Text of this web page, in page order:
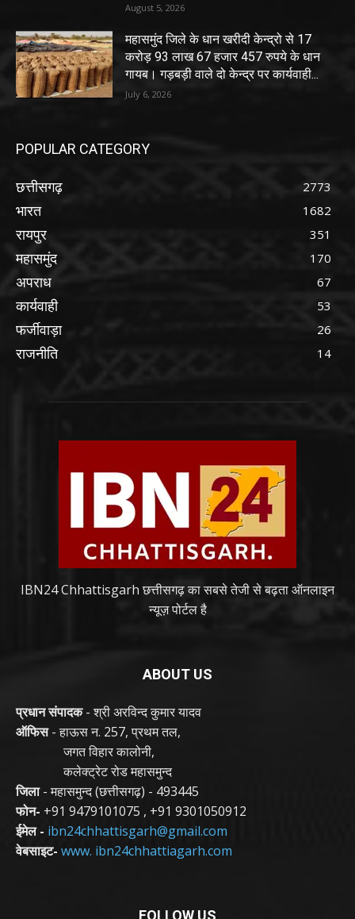
August 5, 2026
महासमुंद जिले के धान खरीदी केन्द्रो से 17
करोड़ 93 लाख 67 हजार 457 रुपये के धान
गायब। गड़बड़ी वाले दो केन्द्र पर कार्यवाही...
July 6, 2026
POPULAR CATEGORY
छत्तीसगढ़ 2773
भारत 1682
रायपुर 351
महासमुंद 170
अपराध 67
कार्यवाही 53
फर्जीवाड़ा 26
राजनीति 14
IBN24 Chhattisgarh छत्तीसगढ़ का सबसे तेजी से बढ़ता ऑनलाइन
न्यूज़ पोर्टल है
ABOUT US
प्रधान संपादक- श्री अरविन्द कुमार यादव
ऑफिस- हाऊस न. 257, प्रथम तल,
जगत विहार कालोनी,
कलेक्ट्रेट रोड महासमुन्द
जिला- महासमुन्द (छत्तीसगढ़) - 493445
फोन- +91 9479101075 , +91 9301050912
ईमेल - ibn24chhattisgarh@gmail.com
वेबसाइट- www. ibn24chhattiagarh.com